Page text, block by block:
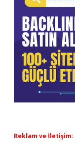
Reklam ve İletişim: